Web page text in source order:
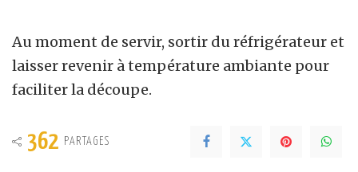
Au moment de servir, sortir du réfrigérateur et
laisser revenir à température ambiante pour
faciliter la découpe.
362 PARTAGES